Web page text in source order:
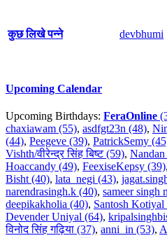
कुछ लिखे पन्ने devbhumi
Upcoming Calendar
Upcoming Birthdays: FeraOnline
chaxiawam (55), asdfgt23n (48),
(44), Peegeve (39), PatrickSemy
Vishth/वीरेन्द्र सिंह बिष्ट (59),
Hoaccandy (49), FeexiseKepsy (39),
Bisht (40), lata_negi (43),
narendrasingh.k (40), sameer singh
deepikakholia (40), Santosh Kotiyal
Devender Uniyal (64),
विनोद सिंह गढ़िया (37), anni_in (53),